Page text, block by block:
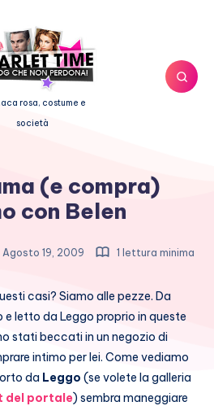
rosa, costume e
società
(e compra)
con Belen
Agosto 19, 2009 1 lettura minima
casi? Siamo alle pezze. Da
letto da Leggo proprio in queste
stati beccati in un negozio di
intimo per lei. Come vediamo
da Leggo (se volete la galleria
del portale) sembra maneggiare